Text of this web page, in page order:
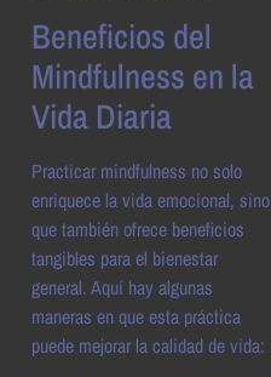
Beneficios del
Mindfulness en la
Vida Diaria
Practicar mindfulness no solo
enriquece la vida emocional, sino
que también ofrece beneficios
tangibles para el bienestar
general. Aquí hay algunas
maneras en que esta práctica
puede mejorar la calidad de vida: